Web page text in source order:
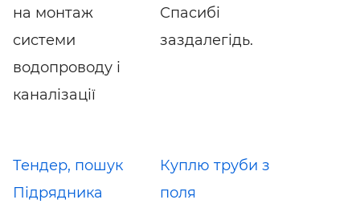
на монтаж
системи
водопроводу і
каналізації
Спасибі
заздалегідь.
Тендер, пошук
Підрядника
Куплю труби з
поля